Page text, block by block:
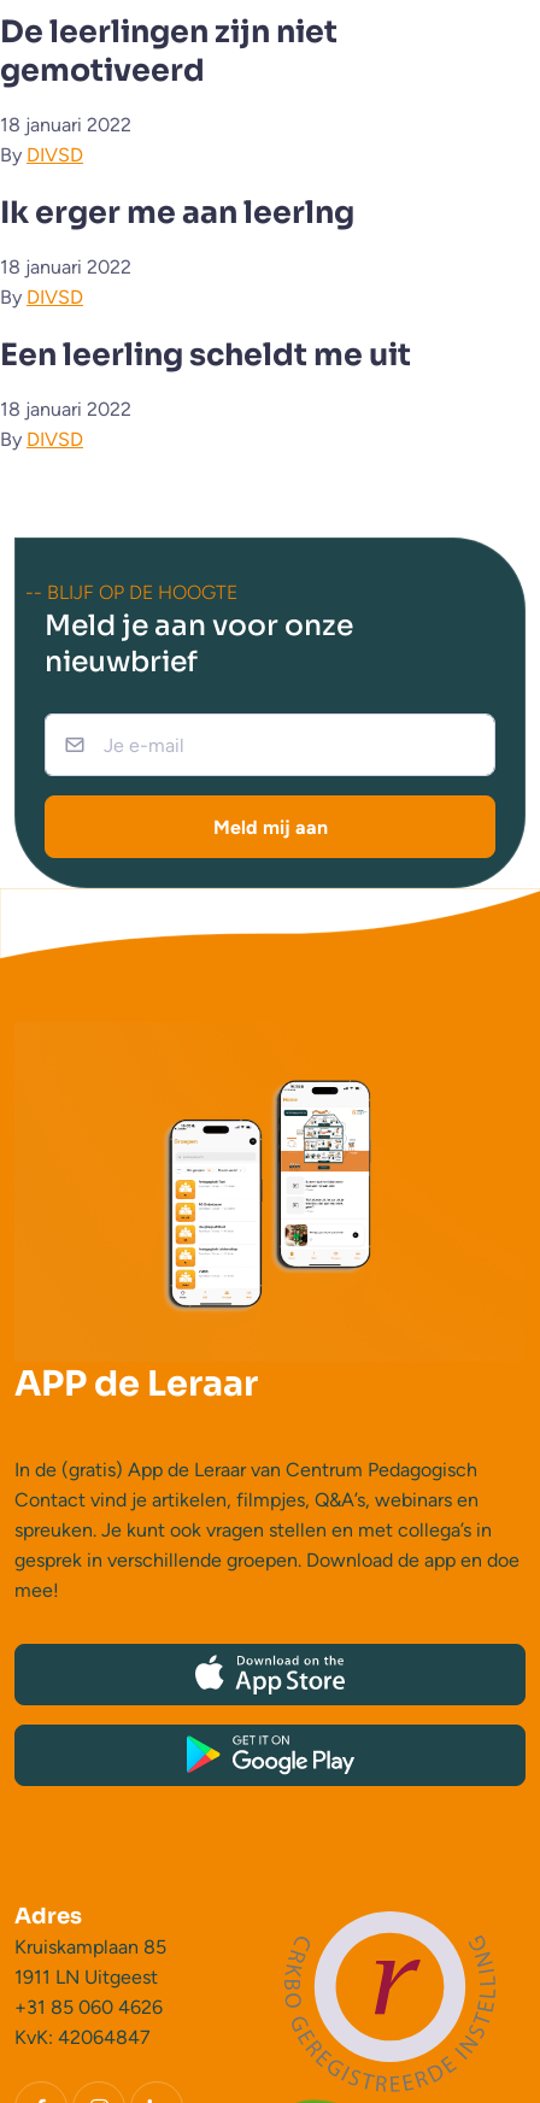
De leerlingen zijn niet
gemotiveerd
18 januari 2022
By DIVSD
Ik erger me aan leerlng
18 januari 2022
By DIVSD
Een leerling scheldt me uit
18 januari 2022
By DIVSD
-- BLIJF OP DE HOOGTE
Meld je aan voor onze
nieuwbrief
Meld mij aan
APP de Leraar
In de (gratis) App de Leraar van Centrum Pedagogisch
Contact vind je artikelen, filmpjes, Q&A’s, webinars en
spreuken. Je kunt ook vragen stellen en met collega’s in
gesprek in verschillende groepen. Download de app en doe
mee!
Adres
Kruiskamplaan 85
1911 LN Uitgeest
+31 85 060 4626
KvK: 42064847